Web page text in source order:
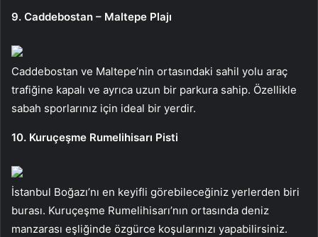
9. Caddebostan – Maltepe Plajı
Caddebostan ve Maltepe’nin ortasındaki sahil yolu araç
trafiğine kapalı ve ayrıca uzun bir parkura sahip. Özellikle
sabah sporlarınız için ideal bir yerdir.
10. Kuruçeşme Rumelihisarı Pisti
İstanbul Boğazı’nı en keyifli görebileceğiniz yerlerden biri
burası. Kuruçeşme Rumelihisarı’nın ortasında deniz
manzarası eşliğinde özgürce koşularınızı yapabilirsiniz.